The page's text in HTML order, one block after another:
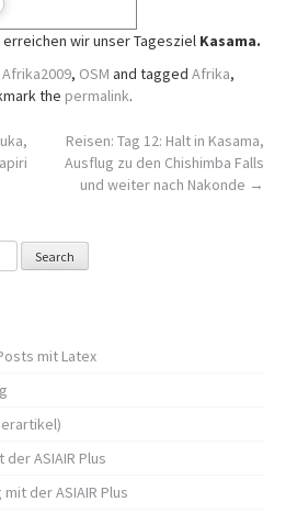
erreichen wir unser Tagesziel Kasama.
Afrika2009, OSM and tagged Afrika,
the permalink.
Reisen: Tag 12: Halt in Kasama,
Ausflug zu den Chishimba Falls
und weiter nach Nakonde →
mit Latex
ASIAIR Plus
der ASIAIR Plus